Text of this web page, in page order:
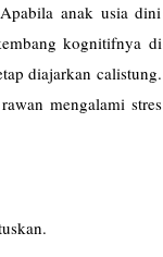
anak usia dini
kognitifnya di
diajarkan calistung.
mengalami stres